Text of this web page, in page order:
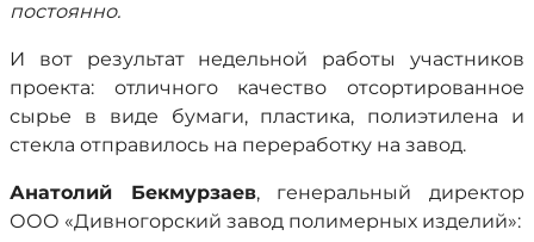
постоянно.
И вот результат недельной работы участников
проекта: отличного качество отсортированное
сырье в виде бумаги, пластика, полиэтилена и
стекла отправилось на переработку на завод.
Анатолий Бекмурзаев, генеральный директор
ООО «Дивногорский завод полимерных изделий»: